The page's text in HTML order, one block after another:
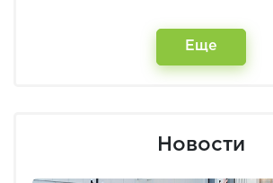
Еще
Новости